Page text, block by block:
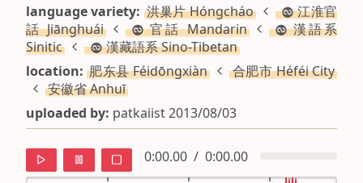
language variety: 洪巢片 Hóngcháo
江淮官
話 Jiānghuái
官話 Mandarin
漢語系
Sinitic
漢藏語系 Sino-Tibetan
location:肥东县 Féidōngxiàn
合肥市 Héféi City
安徽省 Anhuī
uploaded by: patkaiist 2013/08/03
0:00.00 / 0:00.00